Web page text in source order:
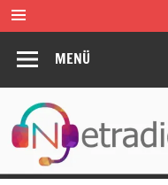
Zum
Inhalt
springen
MENÜ